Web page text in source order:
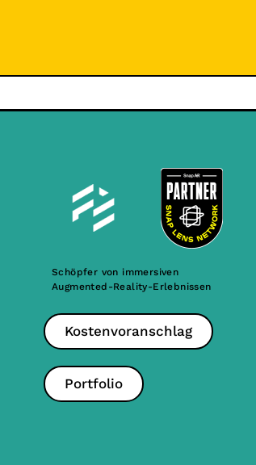
Schöpfer von immersiven
Augmented-Reality-Erlebnissen
Kostenvoranschlag
Portfolio